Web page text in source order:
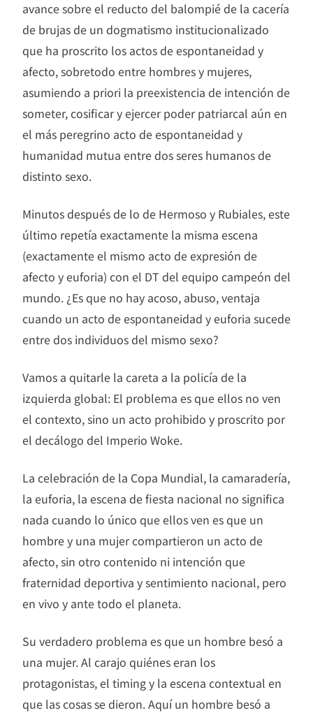
avance sobre el reducto del balompié de la cacería
de brujas de un dogmatismo institucionalizado
que ha proscrito los actos de espontaneidad y
afecto, sobretodo entre hombres y mujeres,
asumiendo a priori la preexistencia de intención de
someter, cosificar y ejercer poder patriarcal aún en
el más peregrino acto de espontaneidad y
humanidad mutua entre dos seres humanos de
distinto sexo.
Minutos después de lo de Hermoso y Rubiales, este
último repetía exactamente la misma escena
(exactamente el mismo acto de expresión de
afecto y euforia) con el DT del equipo campeón del
mundo. ¿Es que no hay acoso, abuso, ventaja
cuando un acto de espontaneidad y euforia sucede
entre dos individuos del mismo sexo?
Vamos a quitarle la careta a la policía de la
izquierda global: El problema es que ellos no ven
el contexto, sino un acto prohibido y proscrito por
el decálogo del Imperio Woke.
La celebración de la Copa Mundial, la camaradería,
la euforia, la escena de fiesta nacional no significa
nada cuando lo único que ellos ven es que un
hombre y una mujer compartieron un acto de
afecto, sin otro contenido ni intención que
fraternidad deportiva y sentimiento nacional, pero
en vivo y ante todo el planeta.
Su verdadero problema es que un hombre besó a
una mujer. Al carajo quiénes eran los
protagonistas, el timing y la escena contextual en
que las cosas se dieron. Aquí un hombre besó a